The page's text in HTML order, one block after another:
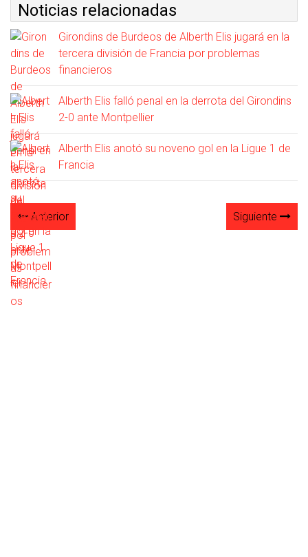
Noticias relacionadas
Girondins de Burdeos de Alberth Elis jugará en la
tercera división de Francia por problemas
financieros
Alberth Elis falló penal en la derrota del Girondins
2-0 ante Montpellier
Alberth Elis anotó su noveno gol en la Ligue 1 de
Francia
Anterior Siguiente